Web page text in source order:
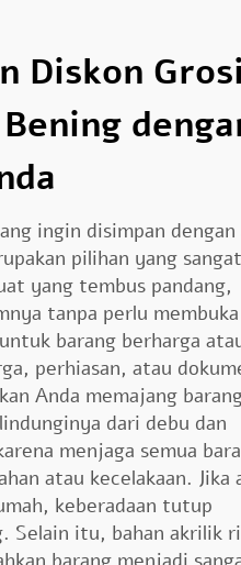
Diskon
ingin disimpan dengan
pilihan yang
yang tembus pandang,
tanpa perlu membuka
barang berharga
perhiasan, atau
Anda memajang
dari debu dan
menjaga semua
atau kecelakaan. Jika
keberadaan tutup
Selain itu, bahan akrilik